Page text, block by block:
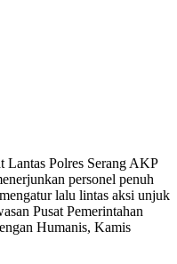
Polres Serang AKP
personel penuh
lalu lintas aksi unjuk
Pusat Pemerintahan
Humanis, Kamis